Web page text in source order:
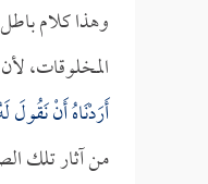
وهذا كلام
المخلوقات،
أَرَدْنَاهُ أَنْ
من آثار تلك